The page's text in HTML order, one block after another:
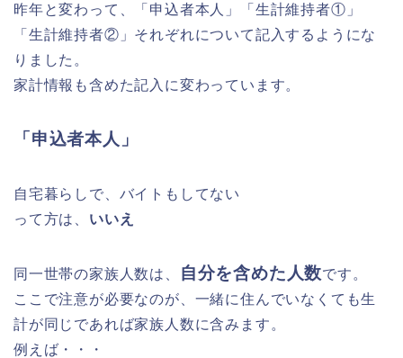
昨年と変わって、「申込者本人」「生計維持者①」
「生計維持者②」それぞれについて記入するようにな
りました。
家計情報も含めた記入に変わっています。
「申込者本人」
自宅暮らしで、バイトもしてない
って方は、 いいえ
同一世帯の家族人数は、 自分を含めた人数です。
ここで注意が必要なのが、一緒に住んでいなくても生
計が同じであれば家族人数に含みます。
例えば・・・